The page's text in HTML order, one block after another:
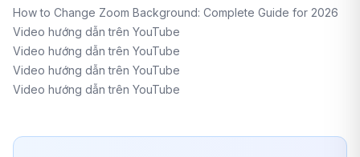
How to Change Zoom Background: Complete Guide for 2026
Video hướng dẫn trên YouTube
Video hướng dẫn trên YouTube
Video hướng dẫn trên YouTube
Video hướng dẫn trên YouTube